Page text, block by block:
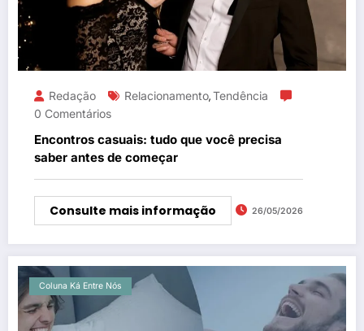
Redação Relacionamento,Tendência
0 Comentários
Encontros casuais: tudo que você precisa
saber antes de começar
Consulte mais informação 26/05/2026
Coluna Ká Entre Nós